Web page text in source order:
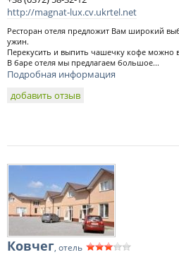
http://magnat-lux.cv.ukrtel.net
Ресторан отеля предложит Вам широкий
ужин.
Перекусить и выпить чашечку кофе можно
В баре отеля мы предлагаем большое...
Подробная информация
добавить отзыв
Ковчег, отель